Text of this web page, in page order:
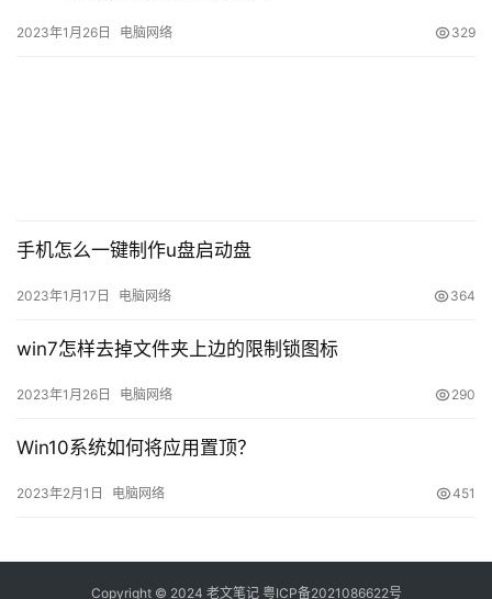
2023年1月26日 电脑网络 329
手机怎么一键制作u盘启动盘
2023年1月17日 电脑网络 364
win7怎样去掉文件夹上边的限制锁图标
2023年1月26日 电脑网络 290
Win10系统如何将应用置顶？
2023年2月1日 电脑网络 451
Copyright © 2024 老文笔记 粤ICP备2021086622号